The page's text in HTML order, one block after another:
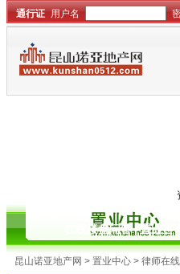
在线楼盘问答|置业咨
昆山诺亚地产网 > 置业中心 > 律师在线